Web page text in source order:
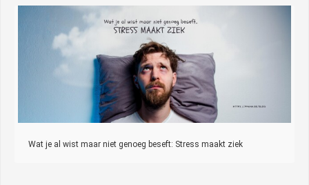
Wat je al wist maar niet genoeg beseft: Stress maakt ziek